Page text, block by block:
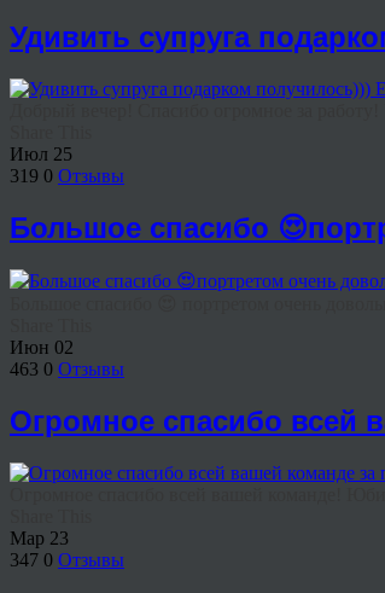
Удивить супруга
Июл 25
319 0 Отзывы
Большое спасибо
Июн 02
463 0 Отзывы
Огромное спасибо всей
Мар 23
347 0 Отзывы